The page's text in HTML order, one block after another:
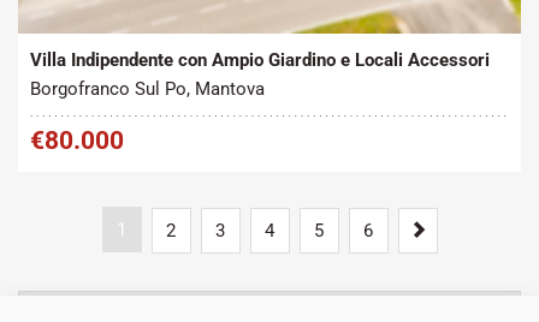
Vendita
230 m2
Villa Indipendente con Ampio Giardino e Locali Accessori
Borgofranco Sul Po, Mantova
€80.000
1 2 3 4 5 6